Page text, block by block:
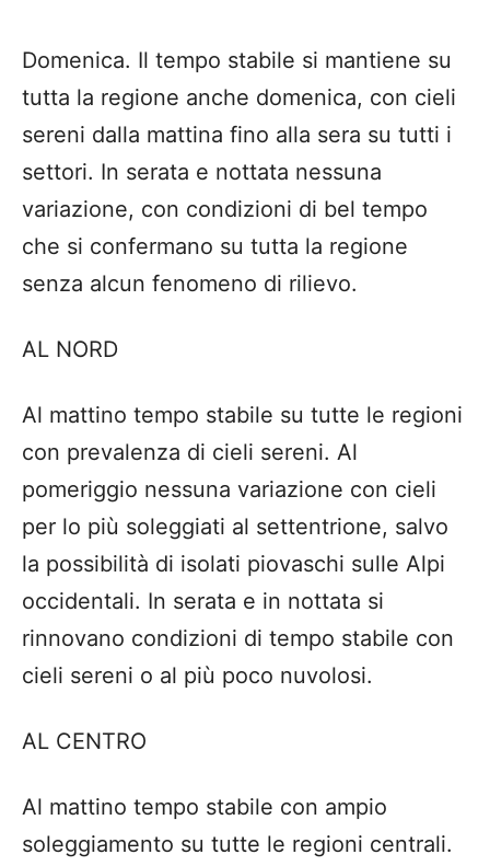
Domenica. Il tempo stabile si mantiene su
tutta la regione anche domenica, con cieli
sereni dalla mattina fino alla sera su tutti i
settori. In serata e nottata nessuna
variazione, con condizioni di bel tempo
che si confermano su tutta la regione
senza alcun fenomeno di rilievo.
AL NORD
Al mattino tempo stabile su tutte le regioni
con prevalenza di cieli sereni. Al
pomeriggio nessuna variazione con cieli
per lo più soleggiati al settentrione, salvo
la possibilità di isolati piovaschi sulle Alpi
occidentali. In serata e in nottata si
rinnovano condizioni di tempo stabile con
cieli sereni o al più poco nuvolosi.
AL CENTRO
Al mattino tempo stabile con ampio
soleggiamento su tutte le regioni centrali.